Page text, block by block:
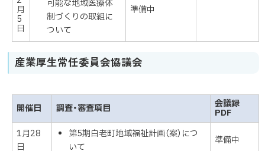
月
5
日
可能な地域医療体
制づくりの取組に
ついて
準備中
産業厚生常任委員会協議会
開催日 調査・審査項目 会議録
PDF
1月28
日
第5期白老町地域福祉計画（案）につ
いて
準備中